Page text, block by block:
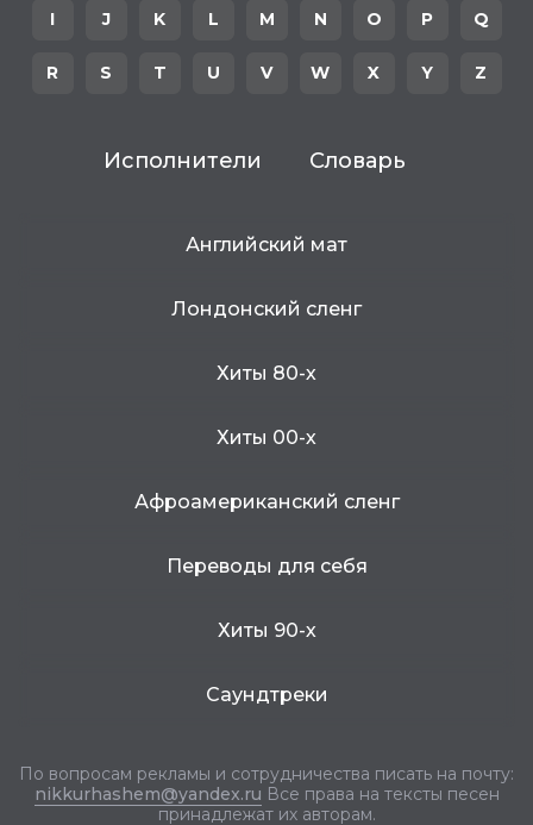
I J K L M N O P Q
R S T U V W X Y Z
Исполнители Словарь
Английский мат
Лондонский сленг
Хиты 80-х
Хиты 00-х
Афроамериканский сленг
Переводы для себя
Хиты 90-х
Саундтреки
По вопросам рекламы и сотрудничества писать на почту:
nikkurhashem@yandex.ru Все права на тексты песен
принадлежат их авторам.